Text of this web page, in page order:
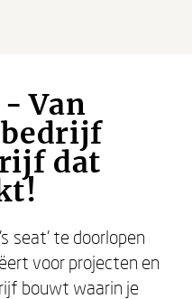
Van
dat
seat’ te doorlopen
voor projecten en
bouwt waarin je